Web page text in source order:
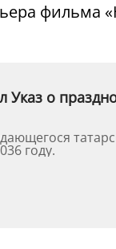
фильма
Указ о
году.